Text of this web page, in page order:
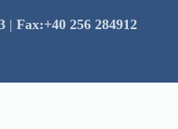
| Fax:+40 256 284912